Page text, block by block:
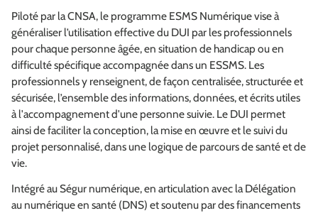
Piloté par la CNSA, le programme ESMS Numérique vise à
généraliser l’utilisation effective du DUI par les professionnels
pour chaque personne âgée, en situation de handicap ou en
difficulté spécifique accompagnée dans un ESSMS. Les
professionnels y renseignent, de façon centralisée, structurée et
sécurisée, l’ensemble des informations, données, et écrits utiles
à l'accompagnement d'une personne suivie. Le DUI permet
ainsi de faciliter la conception, la mise en œuvre et le suivi du
projet personnalisé, dans une logique de parcours de santé et de
vie.
Intégré au Ségur numérique, en articulation avec la Délégation
au numérique en santé (DNS) et soutenu par des financements